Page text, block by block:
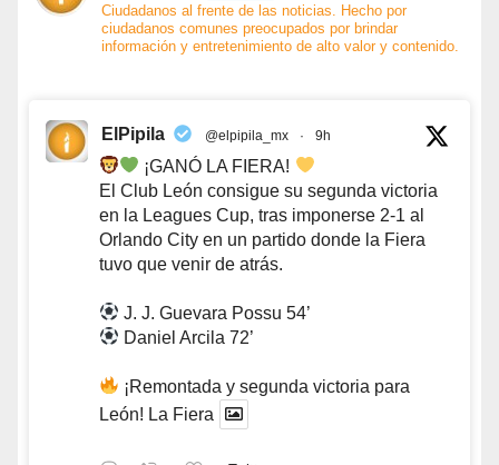
Ciudadanos al frente de las noticias. Hecho por
ciudadanos comunes preocupados por brindar
información y entretenimiento de alto valor y contenido.
ElPipila @elpipila_mx · 9h
¡GANÓ LA FIERA!
El Club León consigue su segunda victoria
en la Leagues Cup, tras imponerse 2-1 al
Orlando City en un partido donde la Fiera
tuvo que venir de atrás.
J. J. Guevara Possu 54’
Daniel Arcila 72’
¡Remontada y segunda victoria para
León! La Fiera